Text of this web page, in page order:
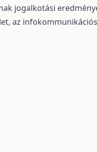
jogalkotási
az